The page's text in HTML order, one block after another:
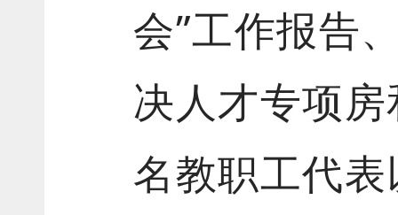
会”工作报告
决人才专项
名教职工代